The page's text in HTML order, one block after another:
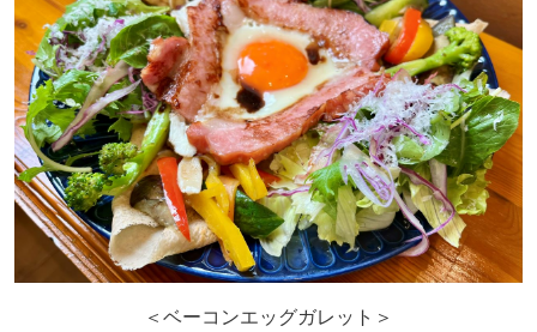
＜ベーコンエッグガレット＞